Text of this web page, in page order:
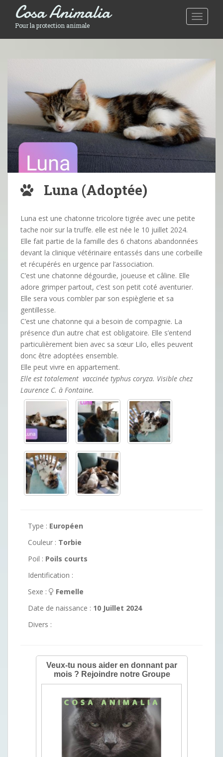
Toggle
Cosa Animalia
Pour la protection animale
Luna (Adoptée)
Luna est une chatonne tricolore tigrée avec une petite
tache noir sur la truffe. elle est née le 10 juillet 2024.
Elle fait partie de la famille des 6 chatons abandonnées
devant la clinique vétérinaire entassés dans une corbeille
et récupérés en urgence par l’association.
C’est une chatonne dégourdie, joueuse et câline. Elle
adore grimper partout, c’est son petit coté aventurier.
Elle sera vous combler par son espièglerie et sa
gentillesse.
C’est une chatonne qui a besoin de compagnie. La
présence d’un autre chat est obligatoire. Elle s’entend
particulièrement bien avec sa sœur Lilo, elles peuvent
donc être adoptées ensemble.
Elle peut vivre en appartement.
Elle est totalement vaccinée typhus coryza. Visible chez
Laurence C. à Fontaine.
Type : Européen
Couleur : Torbie
Poil : Poils courts
Identification :
Sexe :
Femelle
Date de naissance : 10 Juillet 2024
Divers :